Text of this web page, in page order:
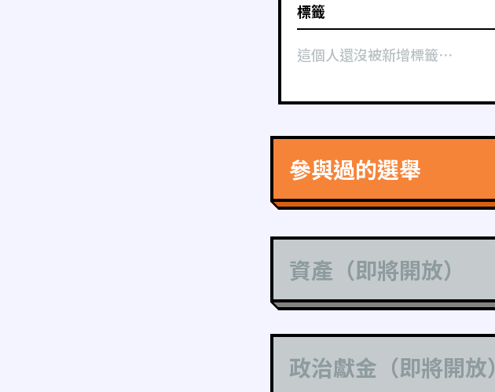
標籤
這個人還沒被新增標籤⋯
參與過的選舉
資產（即將開放）
政治獻金（即將開放）